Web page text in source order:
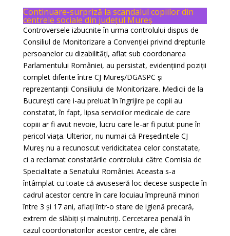
Continuare-surpriză la scandalul copiilor din
centrele sociale din județul Mureș
Controversele izbucnite în urma controlului dispus de
Consiliul de Monitorizare a Convenției privind drepturile
persoanelor cu dizabilități, aflat sub coordonarea
Parlamentului României, au persistat, evidențiind poziții
complet diferite între CJ Mureș/DGASPC și
reprezentanții Consiliului de Monitorizare. Medicii de la
București care i-au preluat în îngrijire pe copii au
constatat, în fapt, lipsa serviciilor medicale de care
copiii ar fi avut nevoie, lucru care le-ar fi putut pune în
pericol viața. Ulterior, nu numai că Președintele CJ
Mureș nu a recunoscut veridicitatea celor constatate,
ci a reclamat constatările controlului către Comisia de
Specialitate a Senatului României. Aceasta s-a
întâmplat cu toate că avuseseră loc decese suspecte în
cadrul acestor centre în care locuiau împreună minori
între 3 și 17 ani, aflați într-o stare de igienă precară,
extrem de slăbiți și malnutriți. Cercetarea penală în
cazul coordonatorilor acestor centre, ale cărei